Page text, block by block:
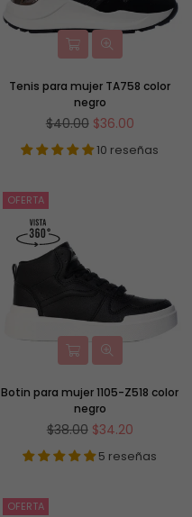
Tenis para mujer TA758 color
negro
Precio
$40.00 $36.00
10 reseñas
OFERTA
Botin para mujer 1105-Z518 color
negro
Precio
$38.00 $34.20
5 reseñas
OFERTA